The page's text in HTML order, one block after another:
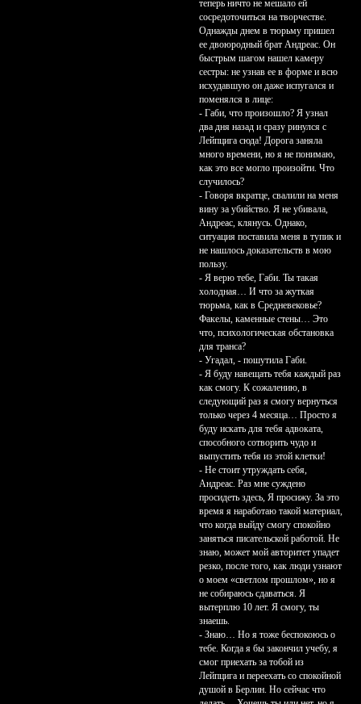
теперь ничто не мешало ей
сосредоточиться на творчестве.
Однажды днем в тюрьму пришел
ее двоюродный брат Андреас. Он
быстрым шагом нашел камеру
сестры: не узнав ее в форме и всю
исхудавшую он даже испугался и
поменялся в лице:
- Габи, что произошло? Я узнал
два дня назад и сразу ринулся с
Лейпцига сюда! Дорога заняла
много времени, но я не понимаю,
как это все могло произойти. Что
случилось?
- Говоря вкратце, свалили на меня
вину за убийство. Я не убивала,
Андреас, клянусь. Однако,
ситуация поставила меня в тупик и
не нашлось доказательств в мою
пользу.
- Я верю тебе, Габи. Ты такая
холодная… И что за жуткая
тюрьма, как в Средневековье?
Факелы, каменные стены… Это
что, психологическая обстановка
для транса?
- Угадал, - пошутила Габи.
- Я буду навещать тебя каждый раз
как смогу. К сожалению, в
следующий раз я смогу вернуться
только через 4 месяца… Просто я
буду искать для тебя адвоката,
способного сотворить чудо и
выпустить тебя из этой клетки!
- Не стоит утруждать себя,
Андреас. Раз мне суждено
просидеть здесь, Я просижу. За это
время я наработаю такой материал,
что когда выйду смогу спокойно
заняться писательской работой. Не
знаю, может мой авторитет упадет
резко, после того, как люди узнают
о моем «светлом прошлом», но я
не собираюсь сдаваться. Я
вытерплю 10 лет. Я смогу, ты
знаешь.
- Знаю… Но я тоже беспокоюсь о
тебе. Когда я бы закончил учебу, я
смог приехать за тобой из
Лейпцига и переехать со спокойной
душой в Берлин. Но сейчас что